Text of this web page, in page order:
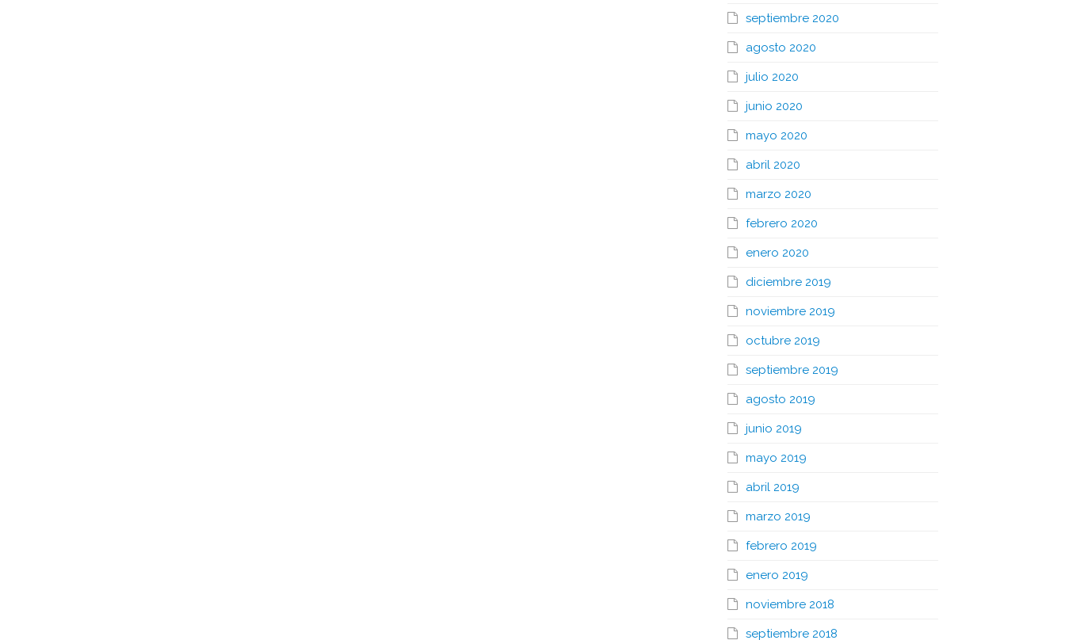
septiembre 2020
agosto 2020
julio 2020
junio 2020
mayo 2020
abril 2020
marzo 2020
febrero 2020
enero 2020
diciembre 2019
noviembre 2019
octubre 2019
septiembre 2019
agosto 2019
junio 2019
mayo 2019
abril 2019
marzo 2019
febrero 2019
enero 2019
noviembre 2018
septiembre 2018